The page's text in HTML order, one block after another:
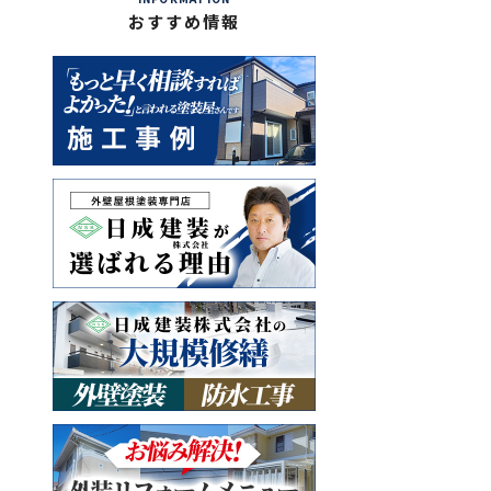
おすすめ情報